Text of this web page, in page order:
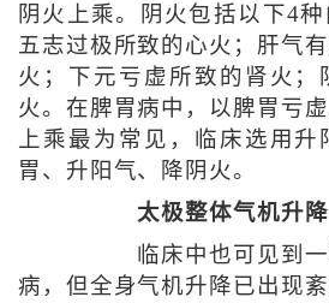
阴火上乘。阴火包括以下4种
五志过极所致的心火；肝气
火；下元亏虚所致的肾火；
火。在脾胃病中，以脾胃亏
上乘最为常见，临床选用
胃、升阳气、降阴火。
太极整体气机升降
临床中也可见到一
病，但全身气机升降已出现